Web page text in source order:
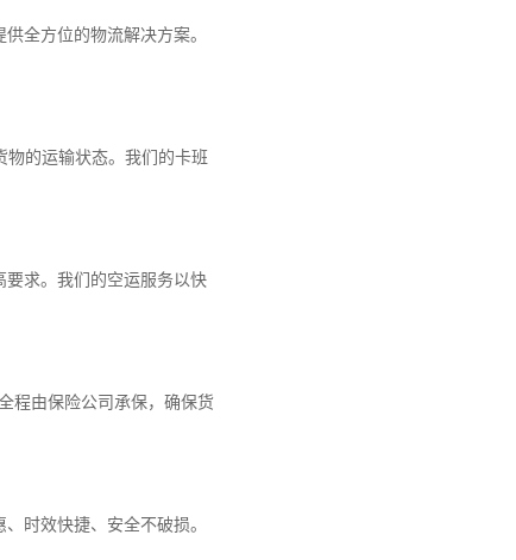
全方位的物流解决方案。
物的运输状态。我们的卡班
求。我们的空运服务以快
程由保险公司承保，确保货
时效快捷、安全不破损。